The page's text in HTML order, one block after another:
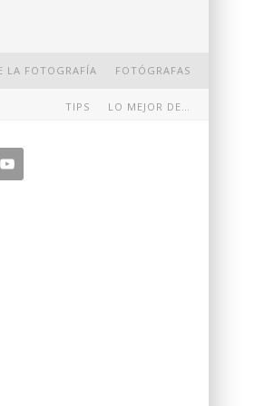
FOTÓGRAFAS
LA FOTOGRAFÍA
LO MEJOR DE…
TIPS